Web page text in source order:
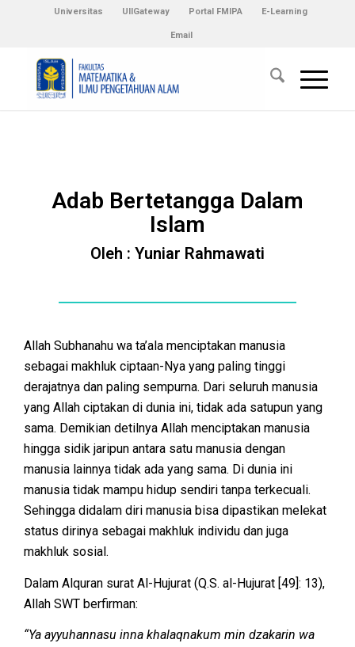
Universitas UIIGateway Portal FMIPA E-Learning
Email
Adab Bertetangga Dalam
Islam
Oleh : Yuniar Rahmawati
Allah Subhanahu wa ta’ala menciptakan manusia
sebagai makhluk ciptaan-Nya yang paling tinggi
derajatnya dan paling sempurna. Dari seluruh manusia
yang Allah ciptakan di dunia ini, tidak ada satupun yang
sama. Demikian detilnya Allah menciptakan manusia
hingga sidik jaripun antara satu manusia dengan
manusia lainnya tidak ada yang sama. Di dunia ini
manusia tidak mampu hidup sendiri tanpa terkecuali.
Sehingga didalam diri manusia bisa dipastikan melekat
status dirinya sebagai makhluk individu dan juga
makhluk sosial.
Dalam Alquran surat Al-Hujurat (Q.S. al-Hujurat [49]: 13),
Allah SWT berfirman:
“Ya ayyuhannasu inna khalaqnakum min dzakarin wa